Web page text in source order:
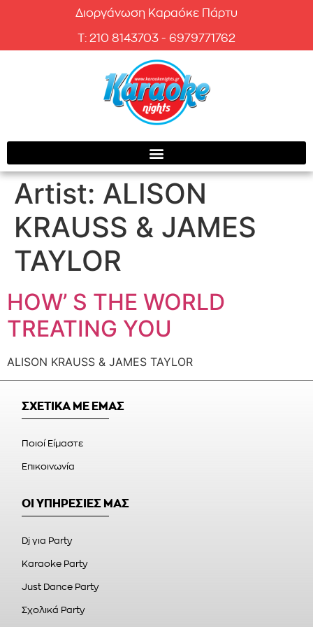
Διοργάνωση Καραόκε Πάρτυ
T: 210 8143703 - 6979771762
Artist: ALISON
KRAUSS & JAMES
TAYLOR
HOW’ S THE WORLD
TREATING YOU
ALISON KRAUSS & JAMES TAYLOR
ΣΧΕΤΙΚΑ ΜΕ ΕΜΑΣ
Ποιοί Είμαστε
Επικοινωνία
ΟΙ ΥΠΗΡΕΣΙΕΣ ΜΑΣ
Dj για Party
Karaoke Party
Just Dance Party
Σχολικά Party